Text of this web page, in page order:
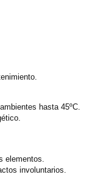
hasta 45ºC.
elementos.
involuntarios.